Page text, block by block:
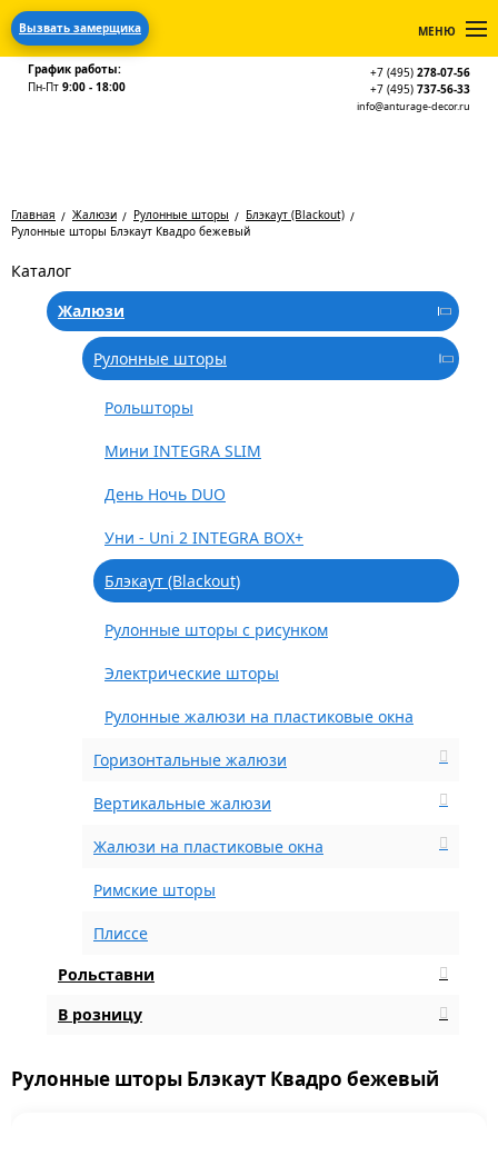
Вызвать замерщика МЕНЮ
График работы:
Пн-Пт 9:00 - 18:00
+7 (495) 278-07-56
+7 (495) 737-56-33
info@anturage-decor.ru
Главная Жалюзи Рулонные шторы
Блэкаут (Blackout)
Рулонные шторы Блэкаут Квадро бежевый
Каталог
Жалюзи
Рулонные шторы
Рольшторы
Мини INTEGRA SLIM
День Ночь DUO
Уни - Uni 2 INTEGRA BOX+
Блэкаут (Blackout)
Рулонные шторы с рисунком
Электрические шторы
Рулонные жалюзи на пластиковые окна
Горизонтальные жалюзи
Вертикальные жалюзи
Жалюзи на пластиковые окна
Римские шторы
Плиссе
Рольставни
В розницу
Рулонные шторы Блэкаут Квадро бежевый